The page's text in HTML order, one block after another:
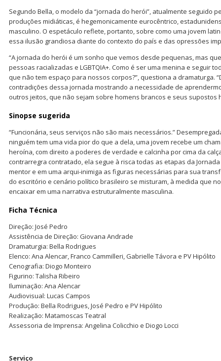
Segundo Bella, o modelo da “jornada do herói”, atualmente seguido
produções midiáticas, é hegemonicamente eurocêntrico,
masculino. O espetáculo reflete, portanto, sobre como uma jovem
essa ilusão grandiosa diante do contexto do país e das opressões
“A jornada do herói é um sonho que vemos desde pequenas, mas
pessoas racializadas e LGBTQIA+. Como é ser uma menina e seguir
que não tem espaço para nossos corpos?”, questiona a dramaturga.
contradições dessa jornada mostrando a necessidade de
outros jeitos, que não sejam sobre homens brancos e seus supostos
Sinopse sugerida
“Funcionária, seus serviços não são mais necessários.”
ninguém tem uma vida pior do que a dela, uma jovem recebe um
heroína, com direito a poderes de verdade e calcinha por cima da
contrarregra contratado, ela segue à risca todas as etapas da
mentor e em uma arqui-inimiga as figuras necessárias para sua
do escritório e cenário político brasileiro se misturam, à medida que
encaixar em uma narrativa estruturalmente masculina.
Ficha Técnica
Direção: José Pedro
Assistência de Direção: Giovana Andrade
Dramaturgia: Bella Rodrigues
Elenco: Ana Alencar, Franco Cammilleri, Gabrielle Távora e PV Hipólito
Cenografia: Diogo Monteiro
Figurino: Talisha Ribeiro
Iluminação: Ana Alencar
Audiovisual: Lucas Campos
Produção: Bella Rodrigues, José Pedro e PV Hipólito
Realização: Matamoscas Teatral
Assessoria de Imprensa: Angelina Colicchio e Diogo Locci
Serviço